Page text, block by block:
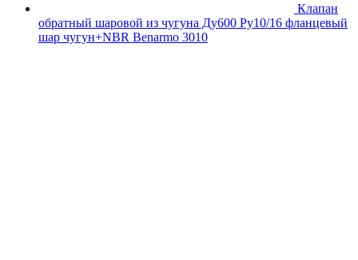
Клапан
обратный шаровой из чугуна Ду600 Ру10/16 фланцевый
шар чугун+NBR Benarmo 3010